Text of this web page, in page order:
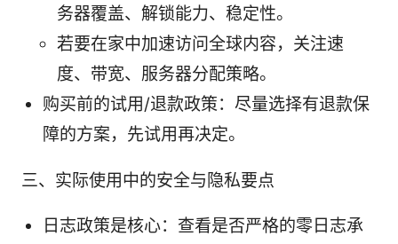
务器覆盖、解锁能力、稳定性。
若要在家中加速访问全球内容，关注速
度、带宽、服务器分配策略。
购买前的试用/退款政策：尽量选择有退款保
障的方案，先试用再决定。
三、实际使用中的安全与隐私要点
日志政策是核心：查看是否严格的零日志承